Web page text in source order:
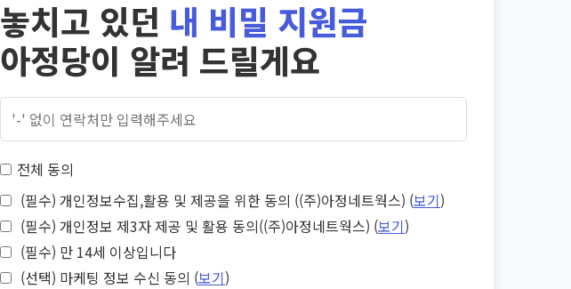
놓치고 있던 내 비밀 지원금
아정당이 알려 드릴게요
전체 동의
(필수) 개인정보수집,활용 및 제공을 위한 동의 ((주)아정네트웍스) (보기)
(필수) 개인정보 제3자 제공 및 활용 동의((주)아정네트웍스) (보기)
(필수) 만 14세 이상입니다
(선택) 마케팅 정보 수신 동의 (보기)